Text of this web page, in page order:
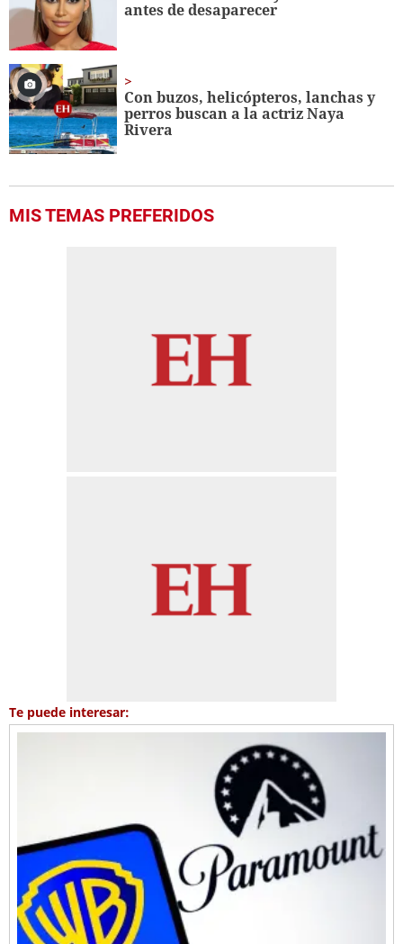
antes de desaparecer
Con buzos, helicópteros, lanchas y
perros buscan a la actriz Naya
Rivera
MIS TEMAS PREFERIDOS
Te puede interesar: